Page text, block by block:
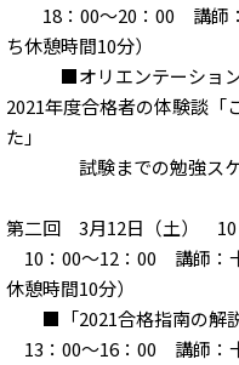
18：00～20：00 講師
ち休憩時間10分）
■オリエンテーショ
2021年度合格者の体験談「
た」
試験までの勉強スケ
第二回 3月12日（土） 10
10：00～12：00 講師：
休憩時間10分）
■「2021合格指南の解説
13：00～16：00 講師：